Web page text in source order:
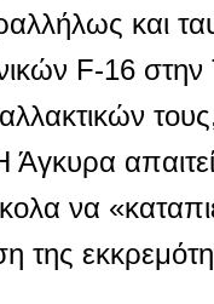
και
F-16
να
της